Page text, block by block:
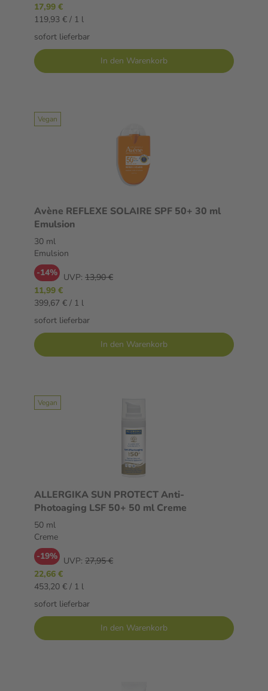
17,99 €
119,93 € / 1 l
sofort lieferbar
In den Warenkorb
Vegan
Avène REFLEXE SOLAIRE SPF 50+ 30 ml
Emulsion
30 ml
Emulsion
-14% UVP: 13,90 €
11,99 €
399,67 € / 1 l
sofort lieferbar
In den Warenkorb
Vegan
ALLERGIKA SUN PROTECT Anti-
Photoaging LSF 50+ 50 ml Creme
50 ml
Creme
-19% UVP: 27,95 €
22,66 €
453,20 € / 1 l
sofort lieferbar
In den Warenkorb